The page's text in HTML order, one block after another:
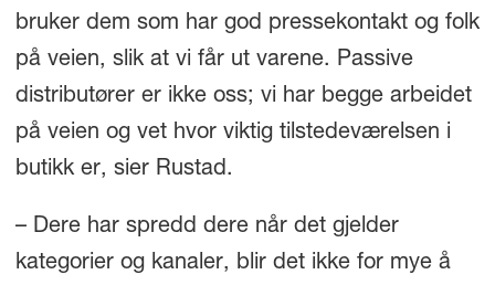
bruker dem som har god pressekontakt og folk
på veien, slik at vi får ut varene. Passive
distributører er ikke oss; vi har begge arbeidet
på veien og vet hvor viktig tilstedeværelsen i
butikk er, sier Rustad.
– Dere har spredd dere når det gjelder
kategorier og kanaler, blir det ikke for mye å